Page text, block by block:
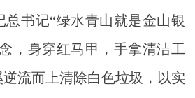
总书记“绿水青山就是金山银
，身穿红马甲，手拿清洁工
流而上清除白色垃圾，以实